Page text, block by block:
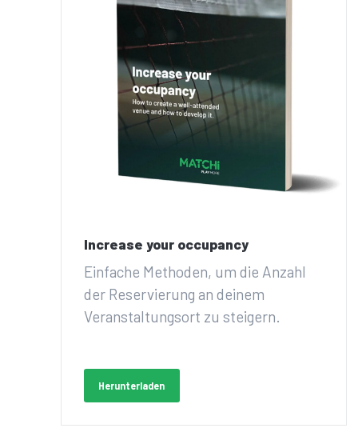
Increase your occupancy
Einfache Methoden, um die Anzahl
der Reservierung an deinem
Veranstaltungsort zu steigern.
Herunterladen